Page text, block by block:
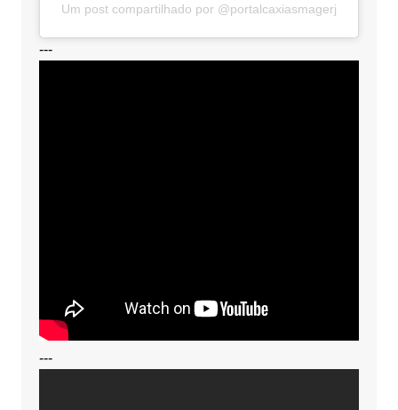
Um post compartilhado por @portalcaxiasmagerj
---
---